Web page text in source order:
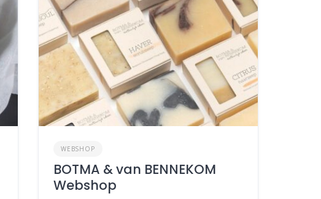
WEBSHOP
BOTMA & van BENNEKOM
Webshop